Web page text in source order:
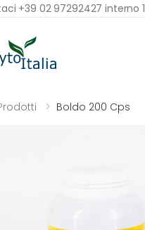
+39 02 97292427 interno 1
Boldo 200 Cps